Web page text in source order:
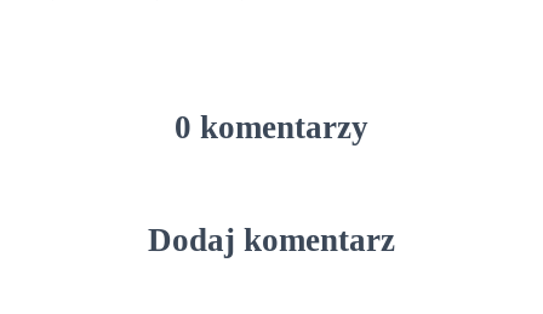
0 komentarzy
Dodaj komentarz